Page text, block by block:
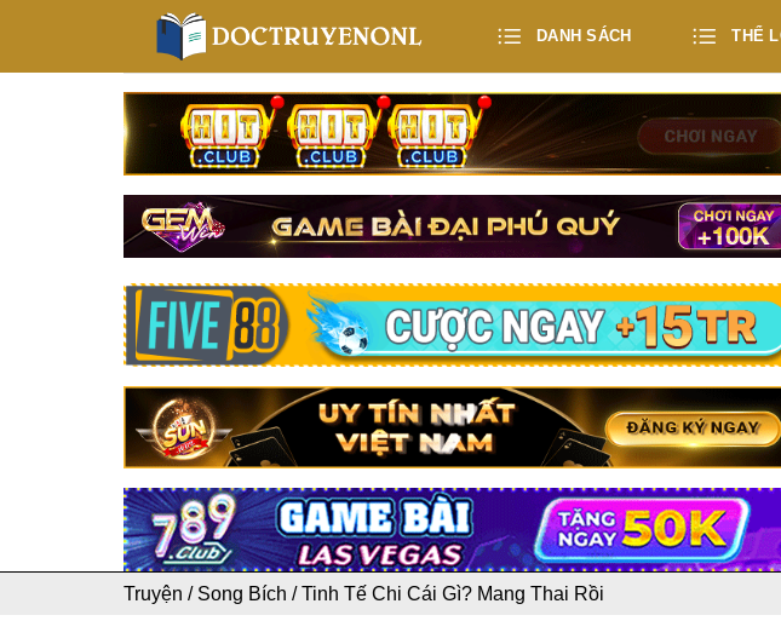
DANH SÁCH THỂ
Truyện / Song Bích /Tinh Tế Chi Cái Gì? Mang Thai Rồi